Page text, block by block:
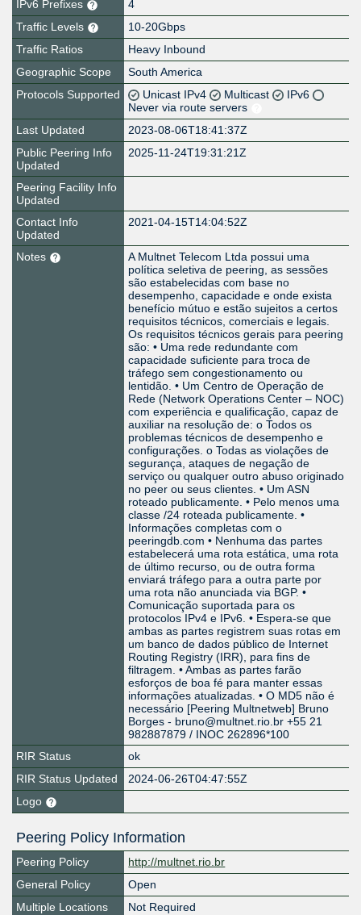
IPv6 Prefixes
4
Traffic Levels
10-20Gbps
Traffic Ratios
Heavy Inbound
Geographic Scope
South America
Protocols Supported
Unicast IPv4 Multicast
IPv6
Never via route servers
Last Updated
2023-08-06T18:41:37Z
Public Peering Info
Updated
2025-11-24T19:31:21Z
Peering Facility Info
Updated
Contact Info
Updated
2021-04-15T14:04:52Z
Notes
A Multnet Telecom Ltda possui uma
política seletiva de peering, as sessões
são estabelecidas com base no
desempenho, capacidade e onde exista
benefício mútuo e estão sujeitos a certos
requisitos técnicos, comerciais e legais.
Os requisitos técnicos gerais para peering
são: • Uma rede redundante com
capacidade suficiente para troca de
tráfego sem congestionamento ou
lentidão. • Um Centro de Operação de
Rede (Network Operations Center – NOC)
com experiência e qualificação, capaz de
auxiliar na resolução de: o Todos os
problemas técnicos de desempenho e
configurações. o Todas as violações de
segurança, ataques de negação de
serviço ou qualquer outro abuso originado
no peer ou seus clientes. • Um ASN
roteado publicamente. • Pelo menos uma
classe /24 roteada publicamente. •
Informações completas com o
peeringdb.com • Nenhuma das partes
estabelecerá uma rota estática, uma rota
de último recurso, ou de outra forma
enviará tráfego para a outra parte por
uma rota não anunciada via BGP. •
Comunicação suportada para os
protocolos IPv4 e IPv6. • Espera-se que
ambas as partes registrem suas rotas em
um banco de dados público de Internet
Routing Registry (IRR), para fins de
filtragem. • Ambas as partes farão
esforços de boa fé para manter essas
informações atualizadas. • O MD5 não é
necessário [Peering Multnetweb] Bruno
Borges - bruno@multnet.rio.br +55 21
982887879 / INOC 262896*100
RIR Status
ok
RIR Status Updated
2024-06-26T04:47:55Z
Logo
Peering Policy Information
Peering Policy
http://multnet.rio.br
General Policy
Open
Multiple Locations
Not Required